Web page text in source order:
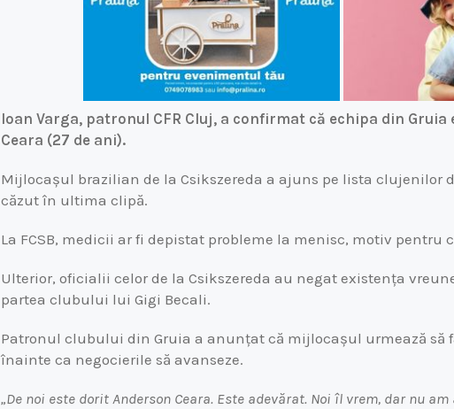
Ioan Varga, patronul CFR Cluj, a confirmat că echipa din
Ceara (27 de ani).
Mijlocașul brazilian de la Csikszereda a ajuns pe lista clujenilor
căzut în ultima clipă.
La FCSB, medicii ar fi depistat probleme la menisc, motiv pentru
Ulterior, oficialii celor de la Csikszereda au negat existența
partea clubului lui Gigi Becali.
Patronul clubului din Gruia a anunțat că mijlocașul urmează să
înainte ca negocierile să avanseze.
„De noi este dorit Anderson Ceara. Este adevărat. Noi îl vrem, dar nu